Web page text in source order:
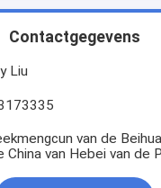
Contactgegevens
Liu
van de
China van Hebei van de